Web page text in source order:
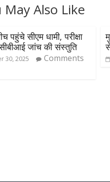
May Also Like
पहुंचे सीएम धामी, परीक्षा
जांच की संस्तुति
30, 2025
Comments